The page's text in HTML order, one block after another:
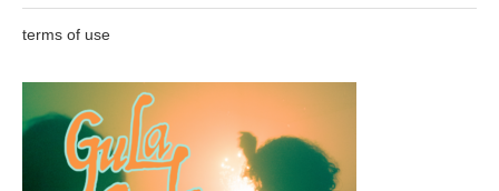
terms of use